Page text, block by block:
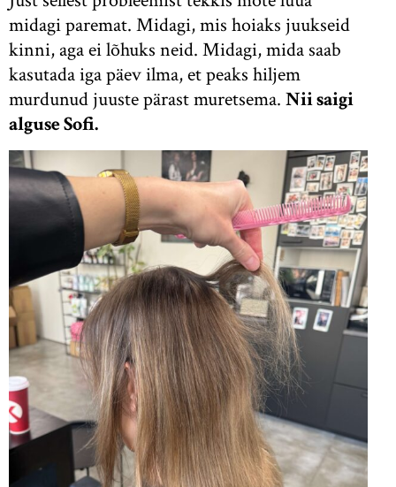
midagi paremat. Midagi, mis hoiaks juukseid
kinni, aga ei lõhuks neid. Midagi, mida saab
kasutada iga päev ilma, et peaks hiljem
murdunud juuste pärast muretsema. Nii saigi
alguse Sofi.